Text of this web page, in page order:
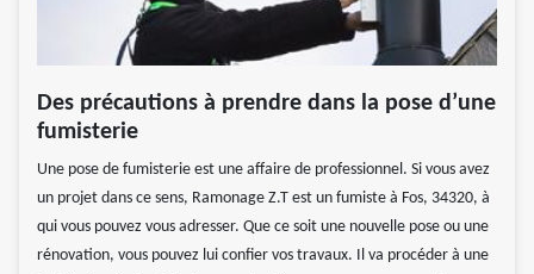
Des précautions à prendre dans la pose d’une
fumisterie
Une pose de fumisterie est une affaire de professionnel. Si vous avez
un projet dans ce sens, Ramonage Z.T est un fumiste à Fos, 34320, à
qui vous pouvez vous adresser. Que ce soit une nouvelle pose ou une
rénovation, vous pouvez lui confier vos travaux. Il va procéder à une